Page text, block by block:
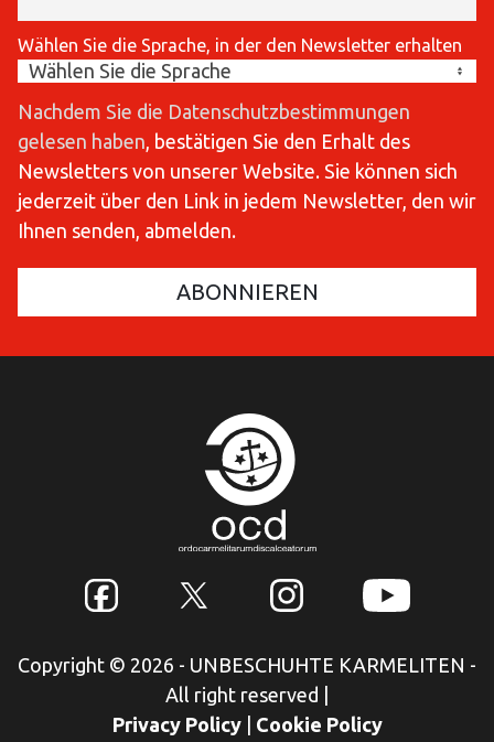
Wählen Sie die Sprache, in der den Newsletter erhalten
Nachdem Sie die Datenschutzbestimmungen
gelesen haben , bestätigen Sie den Erhalt des
Newsletters von unserer Website. Sie können sich
jederzeit über den Link in jedem Newsletter, den wir
Ihnen senden, abmelden.
Copyright © 2026 - UNBESCHUHTE KARMELITEN -
All right reserved
Privacy Policy
Cookie Policy